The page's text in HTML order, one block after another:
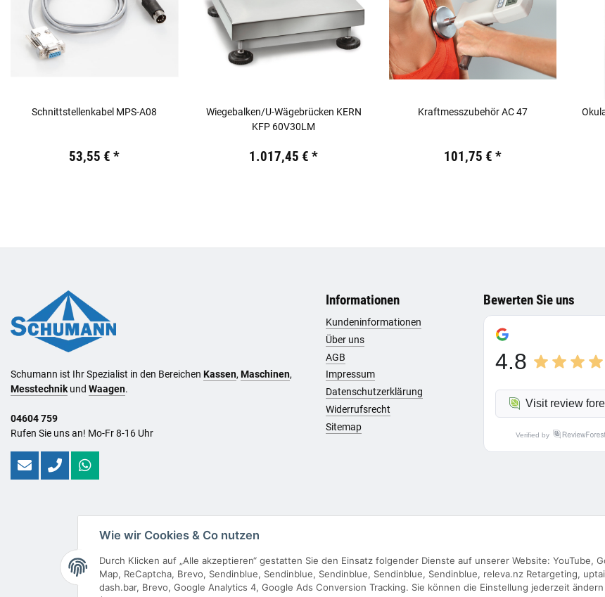
Schnittstellenkabel MPS-A08
inkl. 19% USt.
53,55 €*
Wiegebalken/U-Wägebrücken KERN
KFP 60V30LM
19,44 € inkl. 19% USt.
1.017,45 €*
Kraftmesszubehör AC 47
19,44 €inkl. 19% USt.
101,75 € *
Schumann ist Ihr Spezialist in den Bereichen Kassen, Maschinen,
Messtechnik und Waagen.
04604 759
Rufen Sie uns an! Mo-Fr 8-16 Uhr
Informationen
Kundeninformationen
Über uns
AGB
Impressum
Datenschutzerklärung
Widerrufsrecht
Sitemap
Bewerten Sie uns
4.8
Visit review
Verified by
Vertrag widerrufen
Wie wir Cookies & Co nutzen
Durch Klicken auf „Alle akzeptieren“ gestatten Sie den Einsatz folgender Dienste auf unserer Website: YouTube,
Map, ReCaptcha, Brevo, Sendinblue, Sendinblue, Sendinblue, Sendinblue, Sendinblue, releva.nz Retargeting,
dash.bar, Brevo, Google Analytics 4, Google Ads Conversion Tracking. Sie können die Einstellung jederzeit ändern